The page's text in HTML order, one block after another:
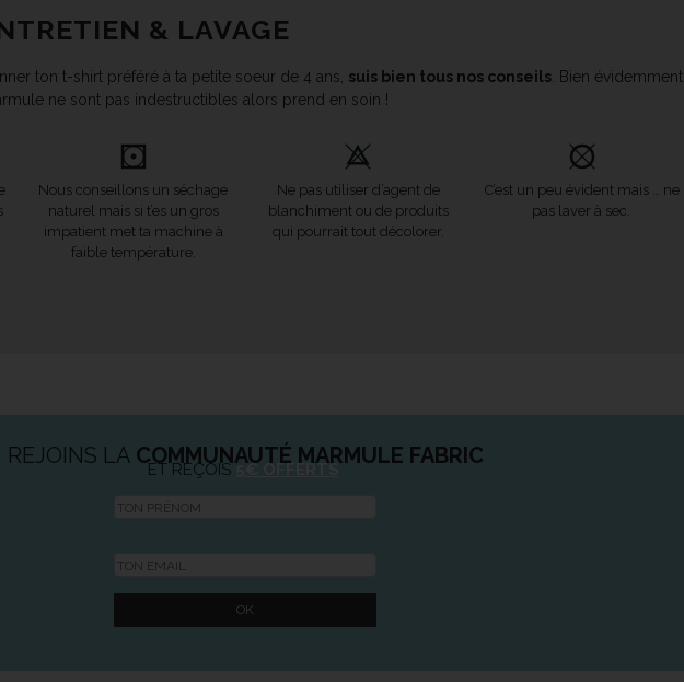
& LAVAGE
ton t-shirt préféré à ta petite soeur de 4 ans, suis bien tous nos conseils . Bien évidemment,
ne sont pas indestructibles alors prend en soin !
Nous conseillons un séchage
naturel mais si t’es un gros
impatient met ta machine à
faible température.
Ne pas utiliser d’agent de
blanchiment ou de produits
qui pourrait tout décolorer.
C’est un peu évident mais … ne
pas laver à sec.
REJOINS LA COMMUNAUTÉ MARMULE FABRIC
ET REÇOIS5€ OFFERTS